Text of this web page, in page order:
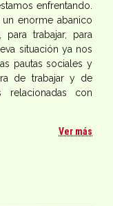
enfrentando.
enorme abanico
trabajar, para
situación ya nos
pautas sociales y
de trabajar y de
relacionadas con
Ver más